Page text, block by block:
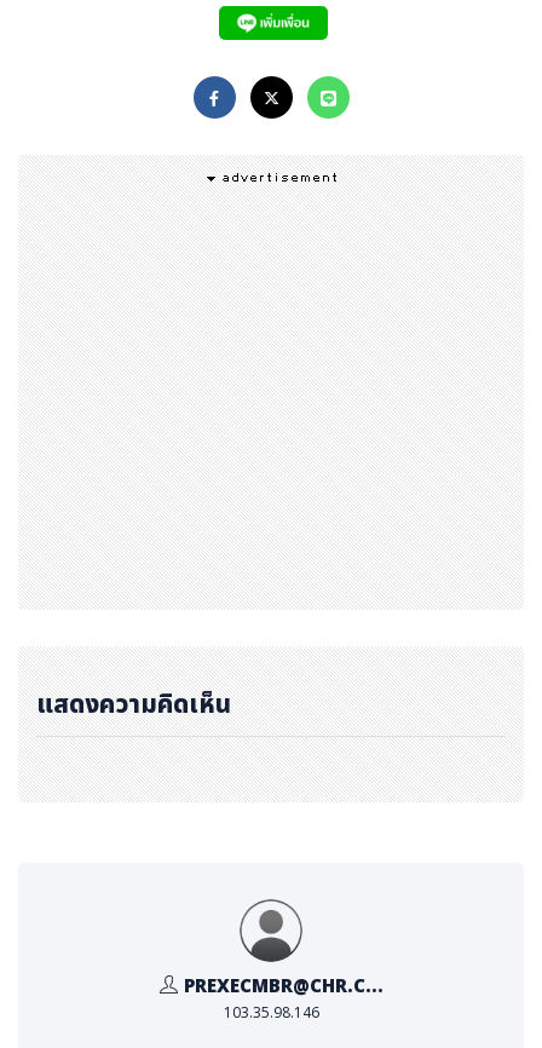
For information and reservations, please contac
t us email to cmbr@chr.co.th or Tel.+66 (038) 30
www.facebook.com/Centaragrandmirage
www.instagram.com/centaramirage/
www.centarahotelsresorts.com/centaragrand/c
mbr
แสดงความคิดเห็น
PREXECMBR@CHR.C...
103.35.98.146